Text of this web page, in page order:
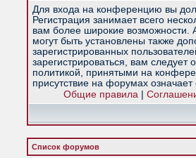
Для входа на конференцию вы
Регистрация занимает всего
вам более широкие
могут быть установлены также
зарегистрированных
зарегистрироваться, вам следует
политикой, принятыми на
присутствие на форумах означает
Общие правила|
Список форумов